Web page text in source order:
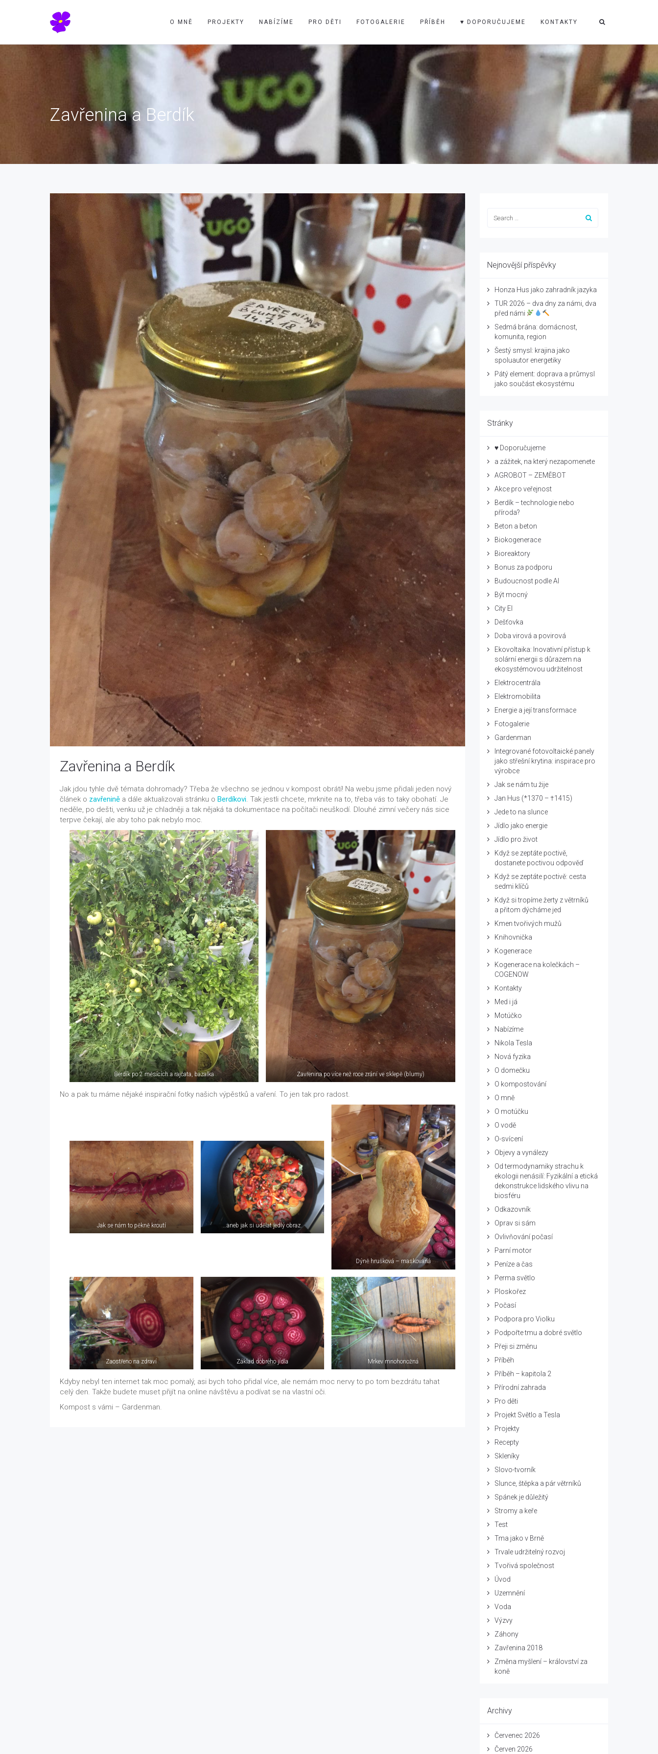
O MNĚ PROJEKTY NABÍZÍME PRO DĚTI FOTOGALERIE PŘÍBĚH ♥ DOPORUČUJEME KONTAKTY
Zavřenina a Berdík
Zavřenina a Berdík
Jak jdou tyhle dvě témata dohromady? Třeba že všechno se jednou v kompost obrátí! Na webu jsme přidali jeden nový
článek o zavřenině a dále aktualizovali stránku o Berdíkovi. Tak jestli chcete, mrknite na to, třeba vás to taky obohatí. Je
neděle, po dešti, venku už je chladněji a tak nějaká ta dokumentace na počítači neuškodí. Dlouhé zimní večery nás sice
terpve čekají, ale aby toho pak nebylo moc.
Berdík po 2 měsících a rajčata, bazalka Zavřenina po více než roce zrání ve sklepě (blumy)
No a pak tu máme nějaké inspirační fotky našich výpěstků a vaření. To jen tak pro radost.
Jak se nám to pěkně kroutí …aneb jak si udělat jedlý obraz.
Dýně hrušková – maskovaná
Zaostřeno na zdraví Základ dobrého jídla Mrkev mnohonožná
Kdyby nebyl ten internet tak moc pomalý, asi bych toho přidal více, ale nemám moc nervy to po tom bezdrátu tahat
celý den. Takže budete muset přijít na online návštěvu a podívat se na vlastní oči.
Kompost s vámi – Gardenman.
Nejnovější příspěvky
Honza Hus jako zahradník jazyka
TUR 2026 – dva dny za námi, dva
před námi
Sedmá brána: domácnost,
komunita, region
Šestý smysl: krajina jako
spoluautor energetiky
Pátý element: doprava a průmysl
jako součást ekosystému
Stránky
♥ Doporučujeme
a zážitek, na který nezapomenete
AGROBOT – ZEMĚBOT
Akce pro veřejnost
Berdík – technologie nebo
příroda?
Beton a beton
Biokogenerace
Bioreaktory
Bonus za podporu
Budoucnost podle AI
Být mocný
City El
Dešťovka
Doba virová a povirová
Ekovoltaika: Inovativní přístup k
solární energii s důrazem na
ekosystémovou udržitelnost
Elektrocentrála
Elektromobilita
Energie a její transformace
Fotogalerie
Gardenman
Integrované fotovoltaické panely
jako střešní krytina: inspirace pro
výrobce
Jak se nám tu žije
Jan Hus (*1370 – †1415)
Jede to na slunce
Jídlo jako energie
Jídlo pro život
Když se zeptáte poctivě,
dostanete poctivou odpověď
Když se zeptáte poctivě: cesta
sedmi klíčů
Když si tropíme žerty z větrníků
a přitom dýcháme jed
Kmen tvořivých mužů
Knihovnička
Kogenerace
Kogenerace na kolečkách –
COGENOW
Kontakty
Med i já
Motúčko
Nabízíme
Nikola Tesla
Nová fyzika
O domečku
O kompostování
O mně
O motúčku
O vodě
O-svícení
Objevy a vynálezy
Od termodynamiky strachu k
ekologii nenásilí: Fyzikální a etická
dekonstrukce lidského vlivu na
biosféru
Odkazovník
Oprav si sám
Ovlivňování počasí
Parní motor
Peníze a čas
Perma světlo
Ploskořez
Počasí
Podpora pro Violku
Podpořte tmu a dobré světlo
Přeji si změnu
Příběh
Příběh – kapitola 2
Přírodní zahrada
Pro děti
Projekt Světlo a Tesla
Projekty
Recepty
Skleníky
Slovo-tvorník
Slunce, štěpka a pár větrníků
Spánek je důležitý
Stromy a keře
Test
Tma jako v Brně
Trvale udržitelný rozvoj
Tvořivá společnost
Úvod
Uzemnění
Voda
Výzvy
Záhony
Zavřenina 2018
Změna myšlení – království za
koně
Archivy
Červenec 2026
Červen 2026